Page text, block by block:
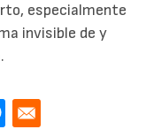
especialmente
invisible de y